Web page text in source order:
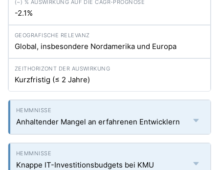
-2.1%
Global, insbesondere Nordamerika und Europa
Kurzfristig (≤ 2 Jahre)
Anhaltender Mangel an erfahrenen Entwicklern
Knappe IT-Investitionsbudgets bei KMU